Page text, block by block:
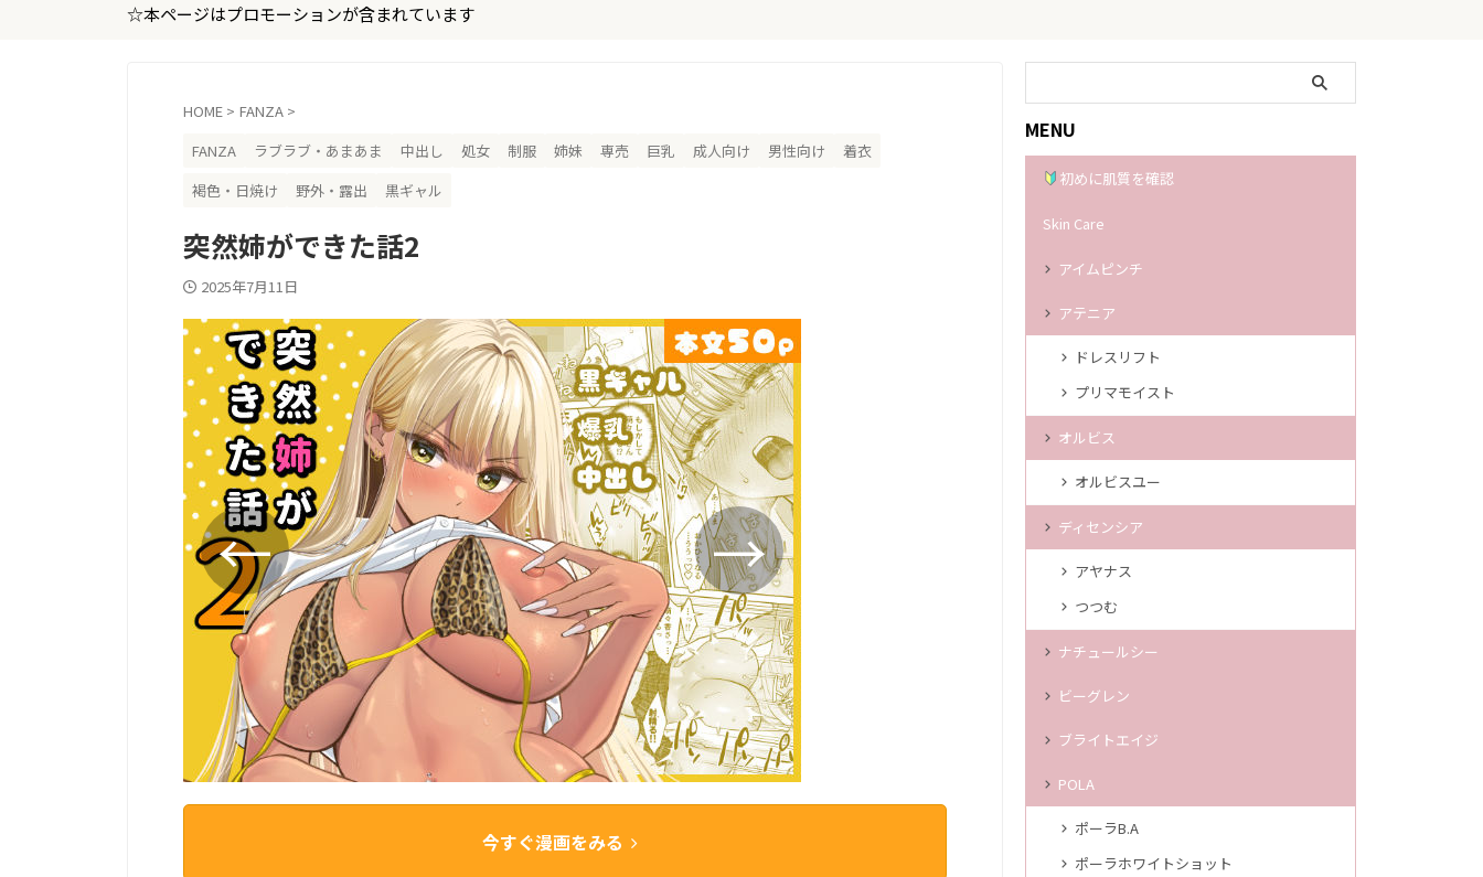
☆本ページはプロモーションが含まれています
HOME > FANZA >
FANZA
ラブラブ・あまあま 中出し 処女 制服 姉妹 専売 巨乳 成人向け 男性向け
着衣
褐色・日焼け
野外・露出 黒ギャル
突然姉ができた話2
2025年7月11日
今すぐ漫画をみる
MENU
初めに肌質を確認
Skin Care
アイムピンチ
アテニア
ドレスリフト
プリマモイスト
オルビス
オルビスユー
ディセンシア
アヤナス
つつむ
ナチュールシー
ビーグレン
ブライトエイジ
POLA
ポーラB.A
ポーラホワイトショット